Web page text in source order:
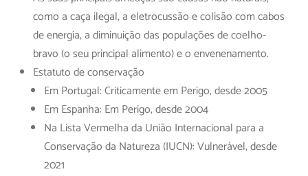
como a caça ilegal, a eletrocussão e colisão com cabos
de energia, a diminuição das populações de coelho-
bravo (o seu principal alimento) e o envenenamento.
Estatuto de conservação
Em Portugal: Criticamente em Perigo, desde 2005
Em Espanha: Em Perigo, desde 2004
Na Lista Vermelha da União Internacional para a
Conservação da Natureza (IUCN): Vulnerável, desde
2021